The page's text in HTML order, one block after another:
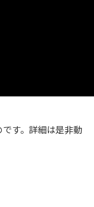
す。詳細は是非動